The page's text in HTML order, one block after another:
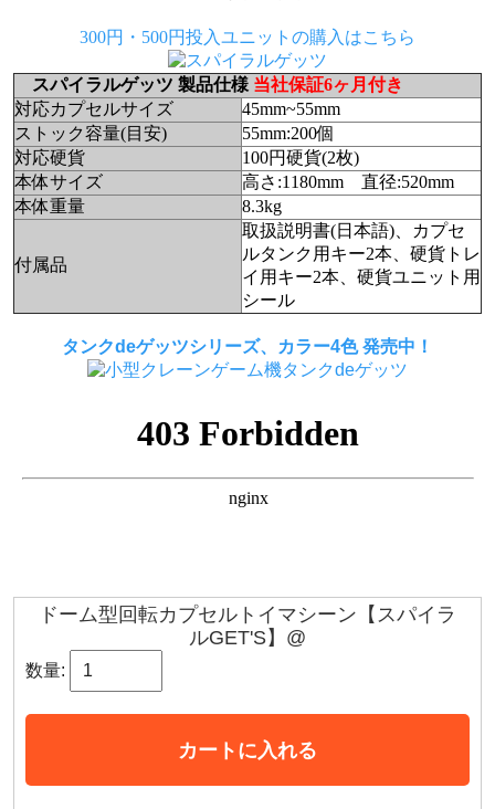
300円・500円投入ユニットの購入はこちら
スパイラルゲッツ 製品仕様 当社保証6ヶ月付き
対応カプセルサイズ
45mm~55mm
ストック容量(目安)
55mm:200個
対応硬貨
100円硬貨(2枚)
本体サイズ
高さ:1180mm 直径:520mm
本体重量
8.3kg
付属品
取扱説明書(日本語)、カプセ
ルタンク用キー2本、硬貨トレ
イ用キー2本、硬貨ユニット用
シール
タンクdeゲッツシリーズ、カラー4色 発売中！
ドーム型回転カプセルトイマシーン【スパイラ
ルGET'S】@
数量:
カートに入れる